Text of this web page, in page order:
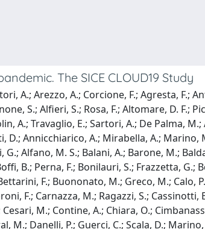
The SICE CLOUD19 Study
A.; Arezzo, A.; Corcione, F.; Agresta, F.;
S.; Alfieri, S.; Rosa, F.; Altomare, D. F.;
A.; Travaglio, E.; Sartori, A.; De Palma, M.;
Annicchiarico, A.; Mirabella, A.; Marino,
Alfano, M. S.; Balani, A.; Barone, M.;
B.; Perna, F.; Bonilauri, S.; Frazzetta,
F.; Buononato, M.; Greco, M.; Calo,
F.; Carnazza, M.; Ragazzi, S.;
M.; Contine, A.; Chiara, O.;
M.; Danelli, P.; Guerci, C.; Scala, D.;